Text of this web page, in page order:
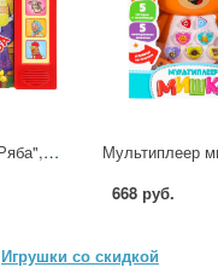
Книга "Курочка Ряба", 10 стр. Толстой А. Н. (5 кн. 5 песен) 20х17 см. УМка 9785506102908
668 руб.
Игрушки со скидкой